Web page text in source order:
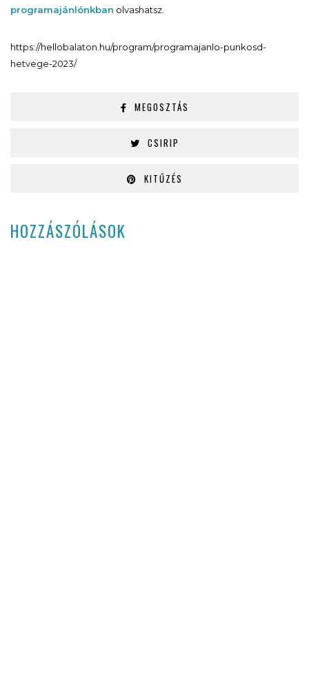
programajánlónkban olvashatsz.
https://hellobalaton.hu/program/programajanlo-punkosd-
hetvege-2023/
MEGOSZTÁS
CSIRIP
KITŰZÉS
HOZZÁSZÓLÁSOK